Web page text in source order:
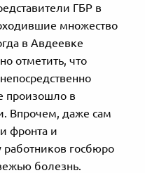
ГБР в
множество
в Авдеевке
отметить, что
произошло в
Впрочем, даже сам
фронта и
работников госбюро
болезнь.